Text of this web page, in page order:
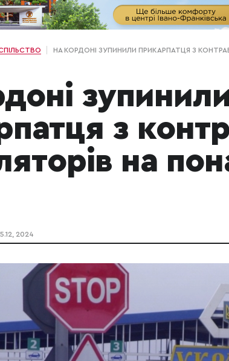
НА КОРДОНІ ЗУПИНИЛИ ПРИКАРПАТЦЯ З
з
на
2024